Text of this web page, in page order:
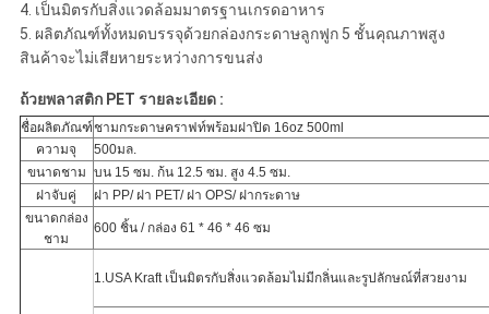
4. เป็นมิตรกับสิ่งแวดล้อมมาตรฐานเกรดอาหาร
5. ผลิตภัณฑ์ทั้งหมดบรรจุด้วยกล่องกระดาษลูกฟูก 5 ชั้นคุณภาพสูง
สินค้าจะไม่เสียหายระหว่างการขนส่ง
ถ้วยพลาสติก PET รายละเอียด :
ชื่อผลิตภัณฑ์ชามกระดาษคราฟท์พร้อมฝาปิด 16oz 500ml
ความจุ
500มล.
ขนาดชาม บน 15 ซม. ก้น 12.5 ซม. สูง 4.5 ซม.
ฝาจับคู่
ฝา PP/ ฝา PET/ ฝา OPS/ ฝากระดาษ
ขนาดกล่อง
ชาม
600 ชิ้น / กล่อง 61 * 46 * 46 ซม
1.USA Kraft เป็นมิตรกับสิ่งแวดล้อมไม่มีกลิ่นและรูปลักษณ์ที่สวยงาม